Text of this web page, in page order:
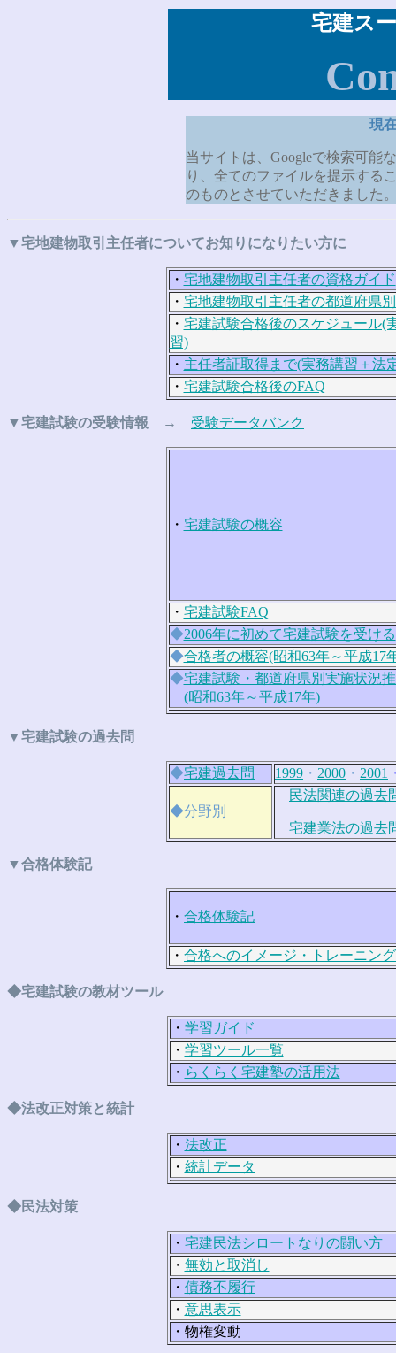
宅建ス
現
当サイトは、Googleで検索可能
り、全てのファイルを提示する
のものとさせていただきました
▼宅地建物取引主任者についてお知りになりたい方に
・ 宅地建物取引主任者の資格ガイド
・ 宅地建物取引主任者の都道府県
・ 宅建試験合格後のスケジュール(
習)
・ 主任者証取得まで(実務講習＋法
・ 宅建試験合格後のFAQ
▼宅建試験の受験情報 → 受験データバンク
・ 宅建試験の概容
・ 宅建試験FAQ
◆2006年に初めて宅建試験を受ける
◆合格者の概容(昭和63年～平成17
◆宅建試験・都道府県別実施状況
(昭和63年～平成17年)
▼宅建試験の過去問
◆宅建過去問 1999 ・ 2000 ・ 2001
◆分野別
民法関連の過去
宅建業法の過去
▼合格体験記
・ 合格体験記
・ 合格へのイメージ・トレーニング
◆宅建試験の教材ツール
・ 学習ガイド
・ 学習ツール一覧
・ らくらく宅建塾の活用法
◆法改正対策と統計
・ 法改正
・ 統計データ
◆民法対策
・ 宅建民法シロートなりの闘い方
・ 無効と取消し
・ 債務不履行
・ 意思表示
・物権変動